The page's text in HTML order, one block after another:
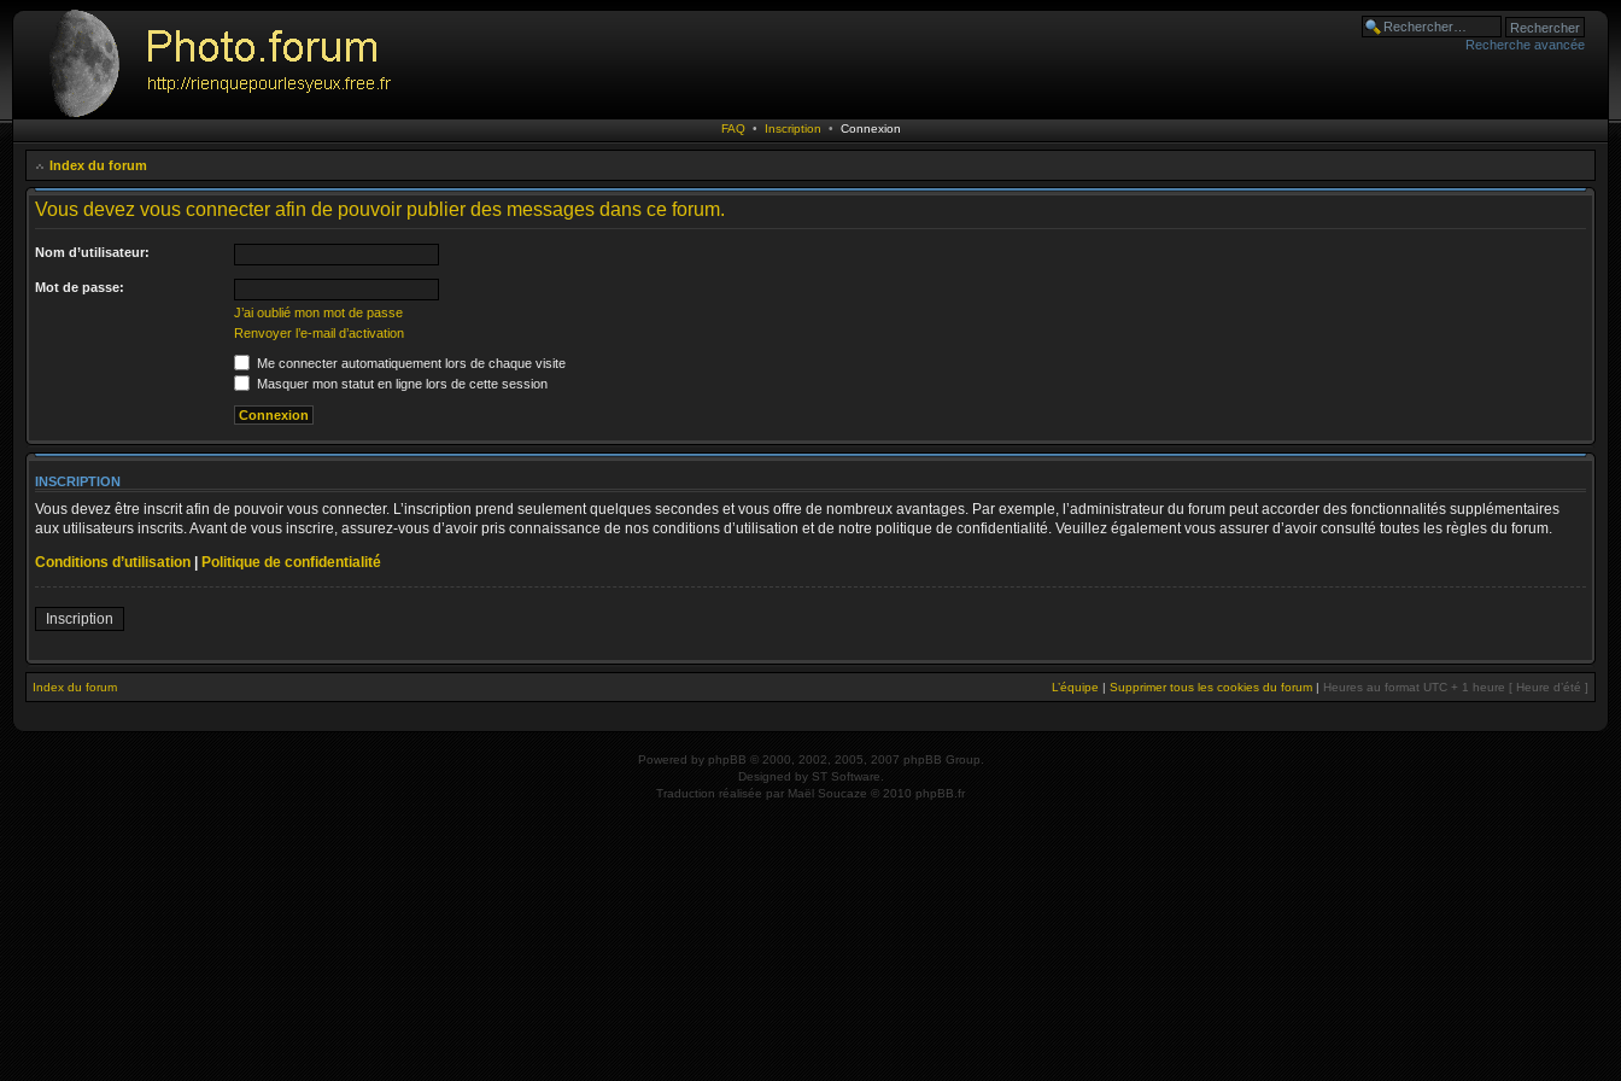
Recherche avancée
FAQ • Inscription • Connexion
Index du forum
Vous devez vous connecter afin de pouvoir publier des messages dans ce forum.
Nom d’utilisateur:
Mot de passe:
J’ai oublié mon mot de passe
Renvoyer l’e-mail d’activation
Me connecter automatiquement lors de chaque visite
Masquer mon statut en ligne lors de cette session
INSCRIPTION
Vous devez être inscrit afin de pouvoir vous connecter. L’inscription prend seulement quelques secondes et vous offre de nombreux avantages. Par exemple, l’administrateur du forum peut accorder des fonctionnalités supplémentaires
aux utilisateurs inscrits. Avant de vous inscrire, assurez-vous d’avoir pris connaissance de nos conditions d’utilisation et de notre politique de confidentialité. Veuillez également vous assurer d’avoir consulté toutes les règles du forum.
Conditions d’utilisation | Politique de confidentialité
Inscription
Index du forum L’équipe | Supprimer tous les cookies du forum | Heures au format UTC + 1 heure [ Heure d’été ]
Powered by phpBB © 2000, 2002, 2005, 2007 phpBB Group.
Designed by ST Software
Traduction réalisée par Maël Soucaze © 2010 phpBB.fr